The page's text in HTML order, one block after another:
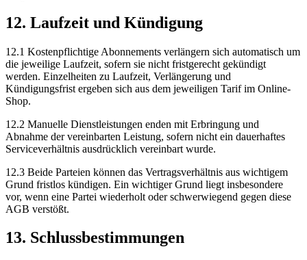
12. Laufzeit und Kündigung
12.1 Kostenpflichtige Abonnements verlängern sich automatisch um
die jeweilige Laufzeit, sofern sie nicht fristgerecht gekündigt
werden. Einzelheiten zu Laufzeit, Verlängerung und
Kündigungsfrist ergeben sich aus dem jeweiligen Tarif im Online-
Shop.
12.2 Manuelle Dienstleistungen enden mit Erbringung und
Abnahme der vereinbarten Leistung, sofern nicht ein dauerhaftes
Serviceverhältnis ausdrücklich vereinbart wurde.
12.3 Beide Parteien können das Vertragsverhältnis aus wichtigem
Grund fristlos kündigen. Ein wichtiger Grund liegt insbesondere
vor, wenn eine Partei wiederholt oder schwerwiegend gegen diese
AGB verstößt.
13. Schlussbestimmungen